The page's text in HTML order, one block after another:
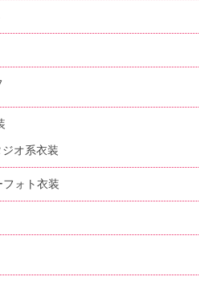
オ系衣装
ォト衣装